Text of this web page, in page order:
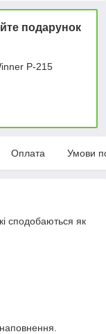
подарунок
P-215
Оплата Умови
сподобаються як